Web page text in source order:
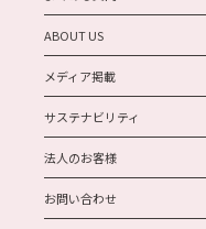
ABOUT US
メディア掲載
サステナビリティ
法人のお客様
お問い合わせ